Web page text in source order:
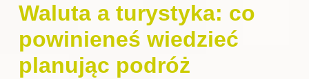
Waluta a turystyka: co
powinieneś wiedzieć
planując podróż